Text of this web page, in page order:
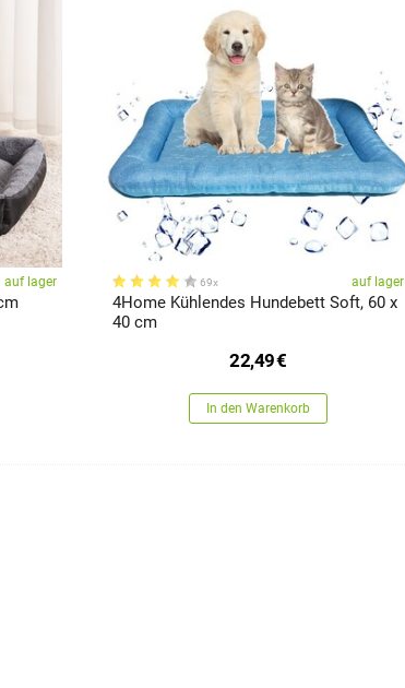
auf lager 69x auf lager
4Home Kühlendes Hundebett Soft, 60 x
40 cm
22,49€
In den Warenkorb